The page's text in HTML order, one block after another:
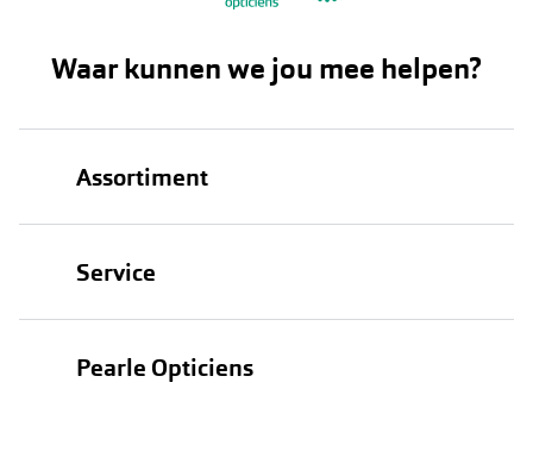
Waar kunnen we jou mee helpen?
Assortiment
Service
Pearle Opticiens